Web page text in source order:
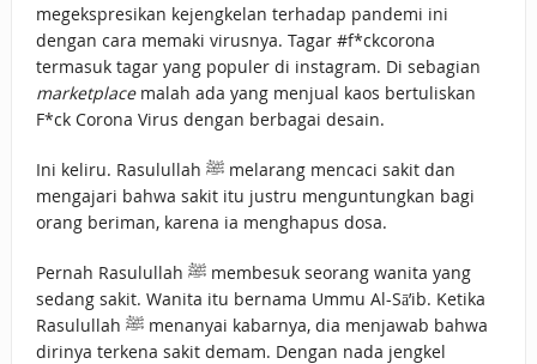
megekspresikan kejengkelan terhadap pandemi ini
dengan cara memaki virusnya. Tagar #f*ckcorona
termasuk tagar yang populer di instagram. Di sebagian
marketplacemalah ada yang menjual kaos bertuliskan
F*ck Corona Virus dengan berbagai desain.
Ini keliru. Rasulullah ﷺ melarang mencaci sakit dan
mengajari bahwa sakit itu justru menguntungkan bagi
orang beriman, karena ia menghapus dosa.
Pernah Rasulullah ﷺ membesuk seorang wanita yang
sedang sakit. Wanita itu bernama Ummu Al-Sā’ib. Ketika
Rasulullah ﷺ menanyai kabarnya, dia menjawab bahwa
dirinya terkena sakit demam. Dengan nada jengkel